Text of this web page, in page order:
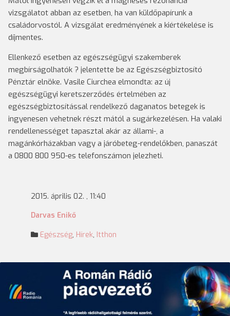
vizsgálatot abban az esetben, ha van küldőpapírunk a
családorvostól. A vizsgálat eredményének a kiértékelése is
díjmentes.
Ellenkező esetben az egészségügyi szakemberek
megbírságolhatók ? jelentette be az Egészségbiztosító
Pénztár elnöke. Vasile Ciurchea elmondta: az új
egészségügyi keretszerződés értelmében az
egészségbiztosítással rendelkező daganatos betegek is
ingyenesen vehetnek részt mától a sugárkezelésen. Ha valaki
rendellenességet tapasztal akár az állami-, a
magánkórházakban vagy a járóbeteg-rendelőkben, panaszát
a 0800 800 950-es telefonszámon jelezheti.
2015. április 02. , 11:40
Darvas Enikő
Egészség, Hírek, Itthon